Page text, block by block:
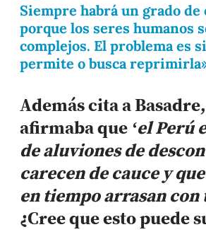
Siempre habrá un grado
porque los seres humanos
complejos. El problema es
permite o busca
Además cita a
afirmaba que ‘el Perú
de aluviones de
carecen de cauce y
en tiempo arrasan con
¿Cree que esto puede